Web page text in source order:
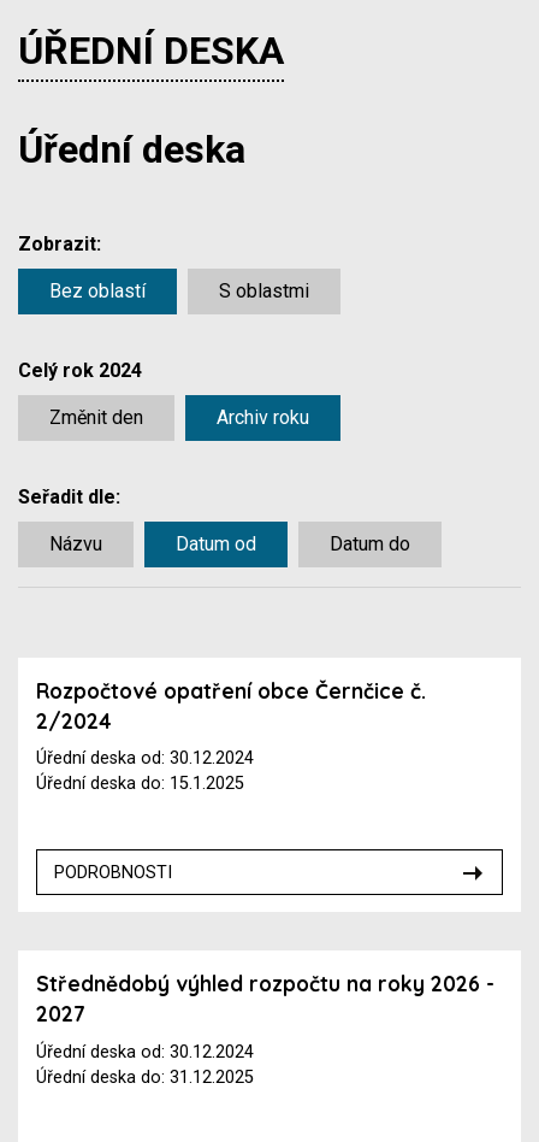
ÚŘEDNÍ DESKA
Úřední deska
Zobrazit:
Bez oblastí S oblastmi
Celý rok 2024
Změnit den Archiv roku
Seřadit dle:
Názvu Datum od Datum do
Rozpočtové opatření obce Černčice č.
2/2024
Úřední deska od: 30.12.2024
Úřední deska do: 15.1.2025
PODROBNOSTI
Střednědobý výhled rozpočtu na roky 2026 -
2027
Úřední deska od: 30.12.2024
Úřední deska do: 31.12.2025